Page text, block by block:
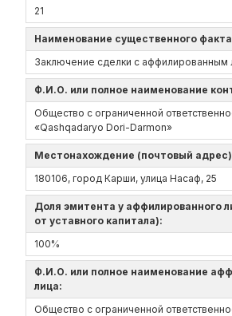
21
Наименование существенного
Заключение сделки с аффилированным
Ф.И.О. или полное наименование
Общество с ограниченной
«Qаshqаdаryo Dori-Darmon»
Местонахождение (почтовый адрес)
180106, город Карши, улица Насаф, 25
Доля эмитента у аффилированного
от уставного капитала):
100%
Ф.И.О. или полное наименование
лица:
Общество с ограниченной